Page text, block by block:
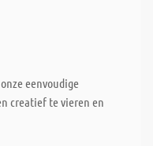
eenvoudige
creatief te vieren en